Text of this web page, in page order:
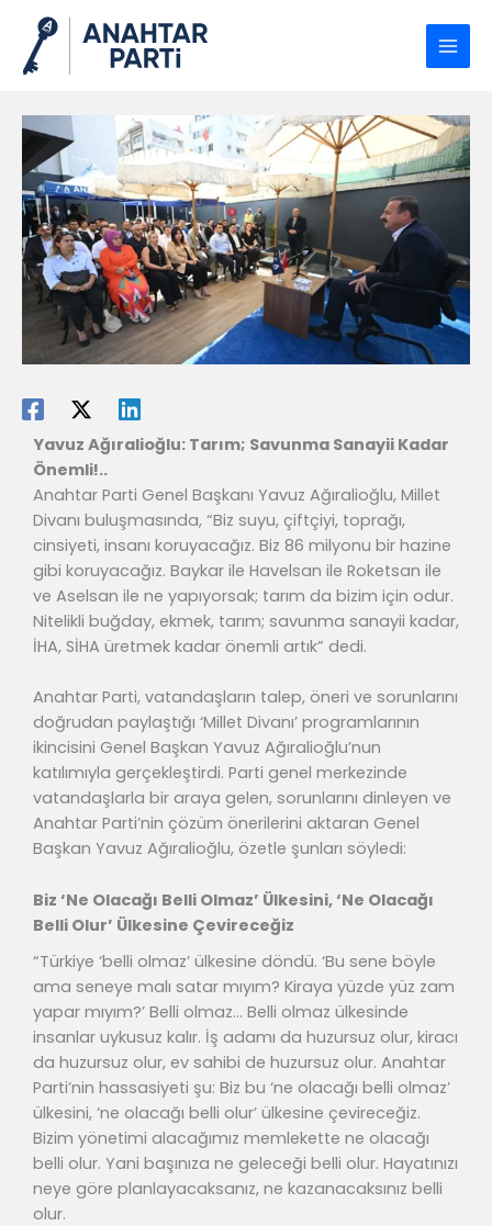
İçeriğe
Yavuz Ağıralioğlu: Tarım; Savunma Sanayii Kadar
Önemli!..
Anahtar Parti Genel Başkanı Yavuz Ağıralioğlu, Millet
Divanı buluşmasında, “Biz suyu, çiftçiyi, toprağı,
cinsiyeti, insanı koruyacağız. Biz 86 milyonu bir hazine
gibi koruyacağız. Baykar ile Havelsan ile Roketsan ile
ve Aselsan ile ne yapıyorsak; tarım da bizim için odur.
Nitelikli buğday, ekmek, tarım; savunma sanayii kadar,
İHA, SİHA üretmek kadar önemli artık” dedi.
Anahtar Parti, vatandaşların talep, öneri ve sorunlarını
doğrudan paylaştığı ‘Millet Divanı’ programlarının
ikincisini Genel Başkan Yavuz Ağıralioğlu’nun
katılımıyla gerçekleştirdi. Parti genel merkezinde
vatandaşlarla bir araya gelen, sorunlarını dinleyen ve
Anahtar Parti’nin çözüm önerilerini aktaran Genel
Başkan Yavuz Ağıralioğlu, özetle şunları söyledi:
Biz ‘Ne Olacağı Belli Olmaz’ Ülkesini, ‘Ne Olacağı
Belli Olur’ Ülkesine Çevireceğiz
“Türkiye ‘belli olmaz’ ülkesine döndü. ‘Bu sene böyle
ama seneye malı satar mıyım? Kiraya yüzde yüz zam
yapar mıyım?’ Belli olmaz… Belli olmaz ülkesinde
insanlar uykusuz kalır. İş adamı da huzursuz olur, kiracı
da huzursuz olur, ev sahibi de huzursuz olur. Anahtar
Parti’nin hassasiyeti şu: Biz bu ‘ne olacağı belli olmaz’
ülkesini, ‘ne olacağı belli olur’ ülkesine çevireceğiz.
Bizim yönetimi alacağımız memlekette ne olacağı
belli olur. Yani başınıza ne geleceği belli olur. Hayatınızı
neye göre planlayacaksanız, ne kazanacaksınız belli
olur.